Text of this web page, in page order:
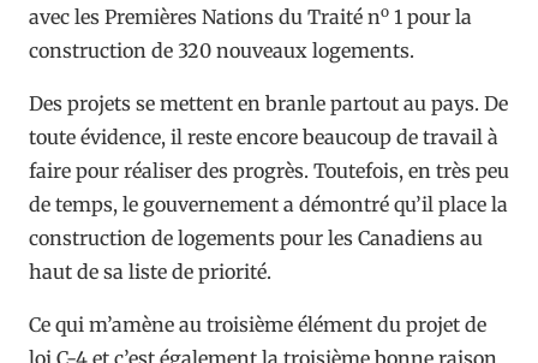
avec les Premières Nations du Traité no 1 pour la
construction de 320 nouveaux logements.
Des projets se mettent en branle partout au pays. De
toute évidence, il reste encore beaucoup de travail à
faire pour réaliser des progrès. Toutefois, en très peu
de temps, le gouvernement a démontré qu’il place la
construction de logements pour les Canadiens au
haut de sa liste de priorité.
Ce qui m’amène au troisième élément du projet de
loi C-4 et c’est également la troisième bonne raison